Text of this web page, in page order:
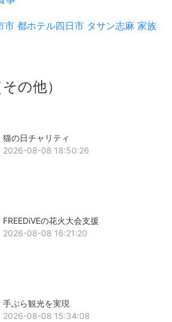
市 都ホテル四日市 タサン志麻 家族
の他）
猫の日チャリティ
2026-08-08 18:50:26
FREEDiVEの花火大会支援
2026-08-08 16:21:20
手ぶら観光を実現
2026-08-08 15:34:08